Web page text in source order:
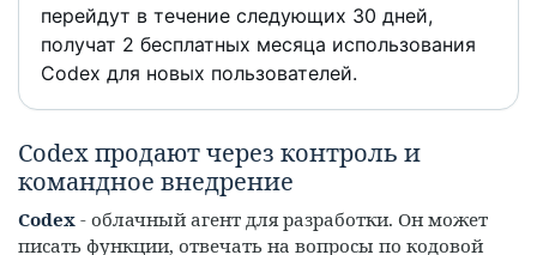
перейдут в течение следующих 30 дней,
получат 2 бесплатных месяца использования
Codex для новых пользователей.
Codex продают через контроль и
командное внедрение
Codex - облачный агент для разработки. Он может
писать функции, отвечать на вопросы по кодовой